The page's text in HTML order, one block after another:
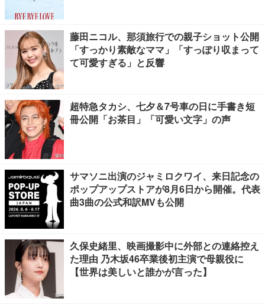
藤田ニコル、那須旅行での親子ショット公開
「すっかり素敵なママ」「すっぽり収まって
て可愛すぎる」と反響
超特急タカシ、七夕＆7号車の日に手書き短
冊公開「お茶目」「可愛い文字」の声
サマソニ出演のジャミロクワイ、来日記念の
ポップアップストアが8月6日から開催。代表
曲3曲の公式和訳MVも公開
久保史緒里、映画撮影中に外部との連絡控え
た理由 乃木坂46卒業後初主演で母親役に
【世界は美しいと誰かが言った】